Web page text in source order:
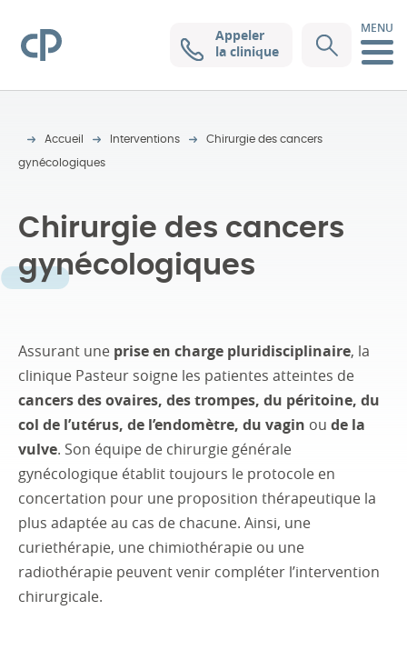
Clinique Pasteur
Appeler
la clinique
MENU
Accueil Interventions Chirurgie des cancers
gynécologiques
Chirurgie des cancers
gynécologiques
Assurant une prise en charge pluridisciplinaire, la
clinique Pasteur soigne les patientes atteintes de
cancers des ovaires, des trompes, du péritoine, du
col de l’utérus, de l’endomètre, du vagin ou de la
vulve. Son équipe de chirurgie générale
gynécologique établit toujours le protocole en
concertation pour une proposition thérapeutique la
plus adaptée au cas de chacune. Ainsi, une
curiethérapie, une chimiothérapie ou une
radiothérapie peuvent venir compléter l’intervention
chirurgicale.